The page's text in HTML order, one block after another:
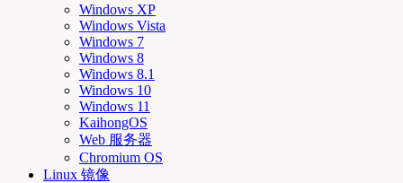
Windows XP
Windows Vista
Windows 7
Windows 8
Windows 8.1
Windows 10
Windows 11
KaihongOS
Web 服务器
Chromium OS
Linux 镜像